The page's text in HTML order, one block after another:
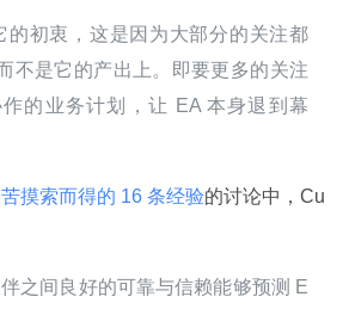
的初衷，这是因为大部分的关注都
不是它的产出上。即要更多的关注
的业务计划，让 EA 本身退到幕
摸索而得的 16 条经验的讨论中，Cu
之间良好的可靠与信赖能够预测 E